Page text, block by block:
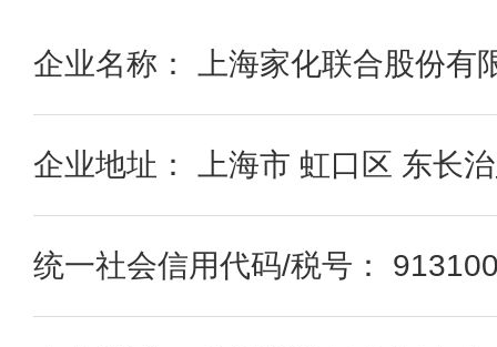
企业名称： 上海家化联合股份有
企业地址： 上海市 虹口区 东长
统一社会信用代码/税号：